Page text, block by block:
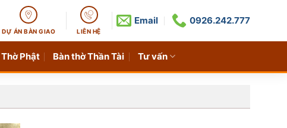
DỰ ÁN BÀN GIAO LIÊN HỆ
Email 0926.242.777
Thờ Phật Bàn thờ Thần Tài Tư vấn